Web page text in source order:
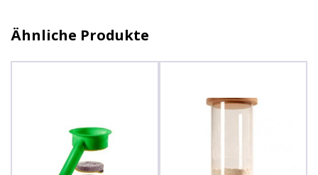
Ähnliche Produkte